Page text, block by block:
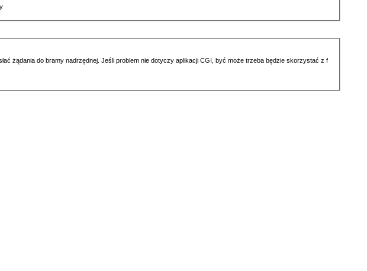
żądania do bramy nadrzędnej. Jeśli problem nie dotyczy aplikacji CGI, być może trzeba będzie skorzystać z f